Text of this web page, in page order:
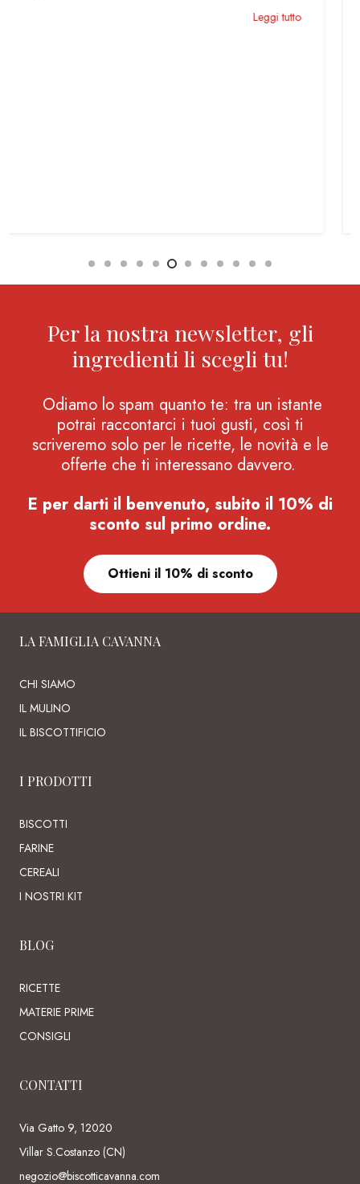
Per la nostra newsletter, gli
ingredienti li scegli tu!
Odiamo lo spam quanto te: tra un istante
potrai raccontarci i tuoi gusti, così ti
scriveremo solo per le ricette, le novità e le
offerte che ti interessano davvero.
E per darti il benvenuto, subito il 10% di
sconto sul primo ordine.
Ottieni il 10% di sconto
LA FAMIGLIA CAVANNA
CHI SIAMO
IL MULINO
IL BISCOTTIFICIO
I PRODOTTI
BISCOTTI
FARINE
CEREALI
I NOSTRI KIT
BLOG
RICETTE
MATERIE PRIME
CONSIGLI
CONTATTI
Via Gatto 9, 12020
Villar S.Costanzo (CN)
negozio@biscotticavanna.com